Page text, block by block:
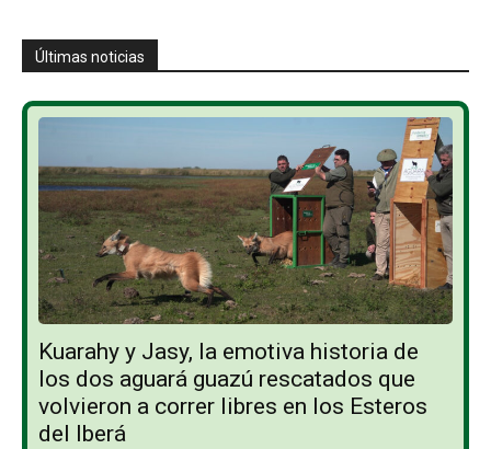
Últimas noticias
Kuarahy y Jasy, la emotiva historia de
los dos aguará guazú rescatados que
volvieron a correr libres en los Esteros
del Iberá